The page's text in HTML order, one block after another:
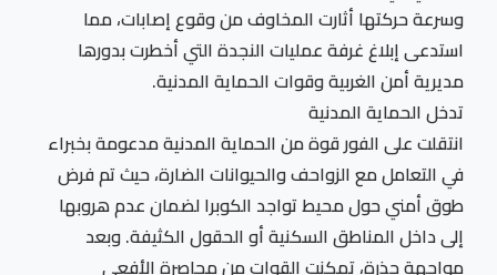
وسرعة حركتها أثارت المخاوف من وقوع إصابات، مما
استدعى إبلاغ غرفة عمليات النجدة التي أخطرت بدورها
مديرية أمن الغربية وقوات الحماية المدنية.
تدخل الحماية المدنية
انتقلت على الفور قوة من الحماية المدنية مدعومة بخبراء
في التعامل مع الزواحف والحيوانات الضارة، حيث تم فرض
طوق أمني حول محيط تواجد الكوبرا لضمان عدم هروبها
إلى داخل المناطق السكنية أو الحقول الكثيفة. وبعد
مواجهة حذرة، تمكنت القوات من محاصرة الأفعى